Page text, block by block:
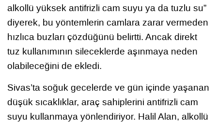
alkollü yüksek antifrizli cam suyu ya da tuzlu su”
diyerek, bu yöntemlerin camlara zarar vermeden
hızlıca buzları çözdüğünü belirtti. Ancak direkt
tuz kullanımının sileceklerde aşınmaya neden
olabileceğini de ekledi.
Sivas’ta soğuk gecelerde ve gün içinde yaşanan
düşük sıcaklıklar, araç sahiplerini antifrizli cam
suyu kullanmaya yönlendiriyor. Halil Alan, alkollü